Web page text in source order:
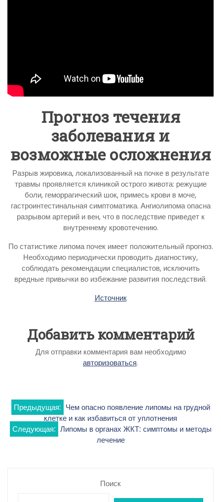
Прогноз течения
заболевания и
возможные осложнения
Разрыв жировика, локализованный на почке в результате
травмы проявляется клиникой острого живота: режущие
боли, геморрагический шок, примесь крови в моче,
гастроинтестинальная симптоматика. Ангиолипома опасна
разрывом артерий и вен, что в последствие приведет к
внутреннему кровотечению.
По статистике липома почек имеет положительный прогноз.
Необходимо периодически проводить диагностику,
соблюдать рекомендации специалистов, исключить
вредные привычки во избежание развития последствий.
Источник
Добавить комментарий
Для отправки комментария вам необходимо
авторизоваться.
Навигация
по
Предыдущая: Чем опасно появление липомы на грудной
клетке и как избавиться от уплотнения
Следующая: Липомы в органах ЖКТ: симптомы и методы
лечение
Поиск